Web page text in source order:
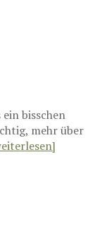
bisschen
mehr über